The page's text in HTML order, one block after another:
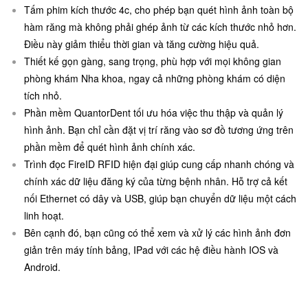
Tấm phim kích thước 4c, cho phép bạn quét hình ảnh toàn bộ
hàm răng mà không phải ghép ảnh từ các kích thước nhỏ hơn.
Điều này giảm thiểu thời gian và tăng cường hiệu quả.
Thiết kế gọn gàng, sang trọng, phù hợp với mọi không gian
phòng khám Nha khoa, ngay cả những phòng khám có diện
tích nhỏ.
Phần mềm QuantorDent tối ưu hóa việc thu thập và quản lý
hình ảnh. Bạn chỉ cần đặt vị trí răng vào sơ đồ tương ứng trên
phần mềm để quét hình ảnh chính xác.
Trình đọc FireID RFID hiện đại giúp cung cấp nhanh chóng và
chính xác dữ liệu đăng ký của từng bệnh nhân. Hỗ trợ cả kết
nối Ethernet có dây và USB, giúp bạn chuyển dữ liệu một cách
linh hoạt.
Bên cạnh đó, bạn cũng có thể xem và xử lý các hình ảnh đơn
giản trên máy tính bảng, IPad với các hệ điều hành IOS và
Android.